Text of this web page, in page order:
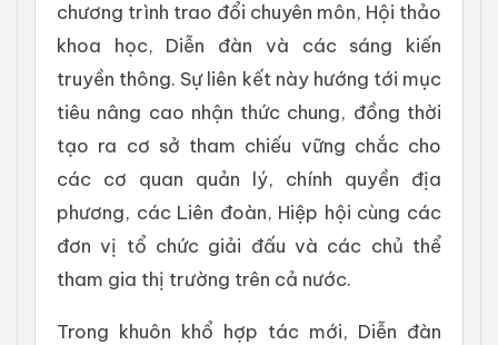
chương trình trao đổi chuyên môn, Hội thảo
khoa học, Diễn đàn và các sáng kiến
truyền thông. Sự liên kết này hướng tới mục
tiêu nâng cao nhận thức chung, đồng thời
tạo ra cơ sở tham chiếu vững chắc cho
các cơ quan quản lý, chính quyền địa
phương, các Liên đoàn, Hiệp hội cùng các
đơn vị tổ chức giải đấu và các chủ thể
tham gia thị trường trên cả nước.
Trong khuôn khổ hợp tác mới, Diễn đàn